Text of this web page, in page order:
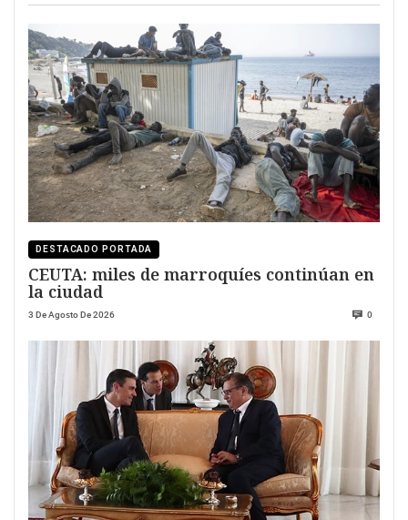
DESTACADO PORTADA
CEUTA: miles de marroquíes continúan en
la ciudad
3 De Agosto De 2026 0